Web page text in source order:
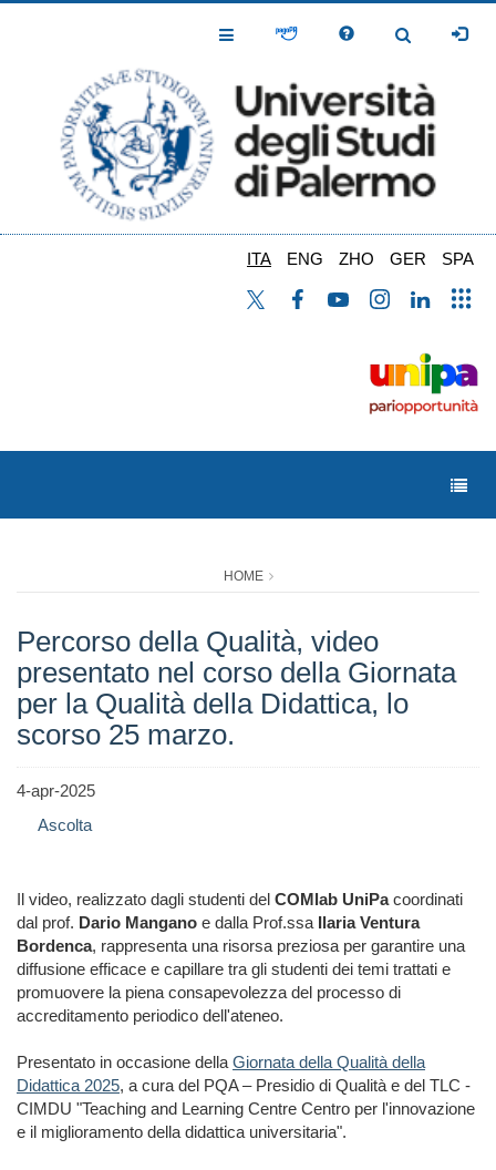
Toggle
Toggle
ITA ENG ZHO GER SPA
HOME
Percorso della Qualità, video
presentato nel corso della Giornata
per la Qualità della Didattica, lo
scorso 25 marzo.
4-apr-2025
Ascolta
Il video, realizzato dagli studenti del COMlab UniPacoordinati
dal prof. Dario Mangano e dalla Prof.ssa Ilaria Ventura
Bordenca, rappresenta una risorsa preziosa per garantire una
diffusione efficace e capillare tra gli studenti dei temi trattati e
promuovere la piena consapevolezza del processo di
accreditamento periodico dell'ateneo.
Presentato in occasione dellaGiornata della Qualità della
Didattica 2025, a cura del PQA – Presidio di Qualità e del TLC -
CIMDU "Teaching and Learning Centre Centro per l'innovazione
e il miglioramento della didattica universitaria".